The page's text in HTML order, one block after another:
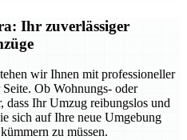
Ihr zuverlässiger
wir Ihnen mit professioneller
Ob Wohnungs- oder
Ihr Umzug reibungslos und
sich auf Ihre neue Umgebung
zu müssen.